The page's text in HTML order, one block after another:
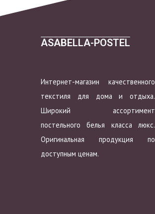
ASABELLA-POSTEL
Интернет-магазин качественного
текстиля для дома и отдыха.
Широкий ассортимент
постельного белья класса люкс.
Оригинальная продукция по
доступным ценам.